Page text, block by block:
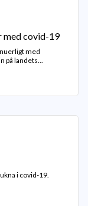
med covid-19
med
landets...
i covid-19.